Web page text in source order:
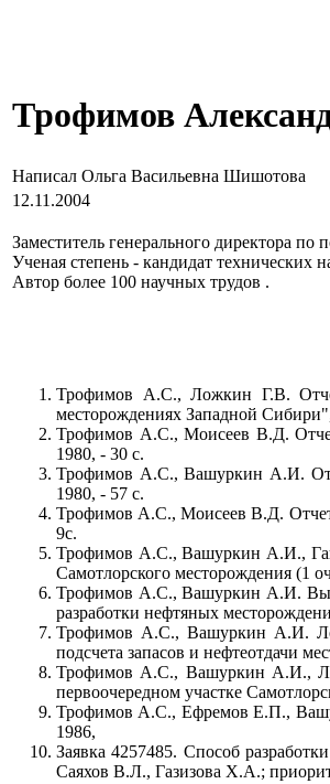
Трофимов
Написал Ольга Васильевна Шишотова
12.11.2004
Заместитель генерального директора
Ученая степень - кандидат технических
Автор более 100 научных трудов .
Трофимов А.С., Ложкин Г.В.
месторождениях Западной
Трофимов А.С., Моисеев В.Д.
1980, - 30 с.
Трофимов А.С., Вашуркин А.И.
1980, - 57 с.
Трофимов А.С., Моисеев В.Д.
9с.
Трофимов А.С., Вашуркин А.И.,
Самотлорского месторождения
Трофимов А.С., Вашуркин А.И.
разработки нефтяных
Трофимов А.С., Вашуркин А.И.
подсчета запасов и нефтеотдачи
Трофимов А.С., Вашуркин А.И.,
первоочередном участке
Трофимов А.С., Ефремов Е.П.,
1986,
Заявка 4257485. Способ
Саяхов В.Л., Газизова Х.А.;